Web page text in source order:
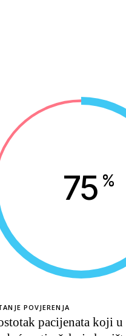
75 %
POVJERENJA
pacijenata koji u